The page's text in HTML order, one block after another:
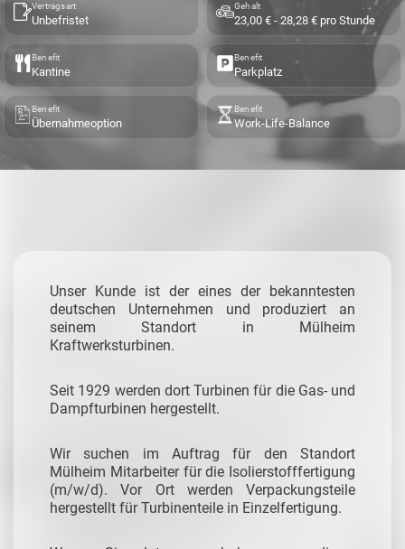
Vertragsart
Unbefristet
Gehalt
23,00 € - 28,28 € pro Stunde
Benefit
Kantine
Benefit
Parkplatz
Benefit
Übernahmeoption
Benefit
Work-Life-Balance
Unser Kunde ist der eines der bekanntesten
deutschen Unternehmen und produziert an
seinem Standort in Mülheim
Kraftwerksturbinen.
Seit 1929 werden dort Turbinen für die Gas- und
Dampfturbinen hergestellt.
Wir suchen im Auftrag für den Standort
Mülheim Mitarbeiter für die Isolierstofffertigung
(m/w/d). Vor Ort werden Verpackungsteile
hergestellt für Turbinenteile in Einzelfertigung.